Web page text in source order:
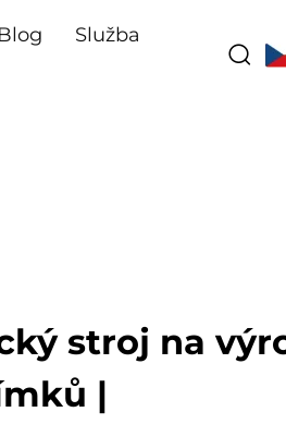
Služba
stroj na
|